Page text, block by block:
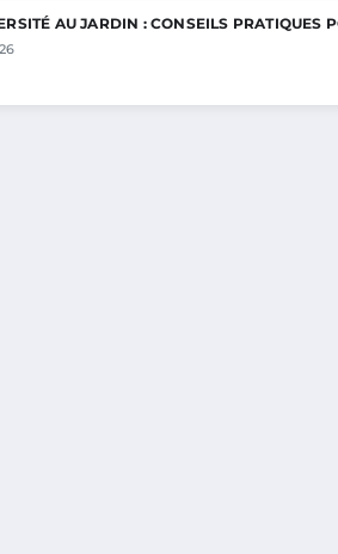
AU JARDIN : CONSEILS PRATIQUES